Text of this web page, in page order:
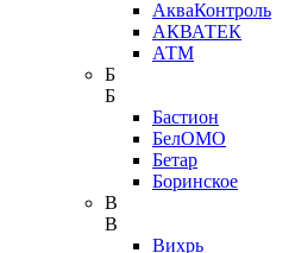
АкваКонтроль
АКВАТЕК
АТМ
Б
Б
Бастион
БелОМО
Бетар
Боринское
В
В
Вихрь